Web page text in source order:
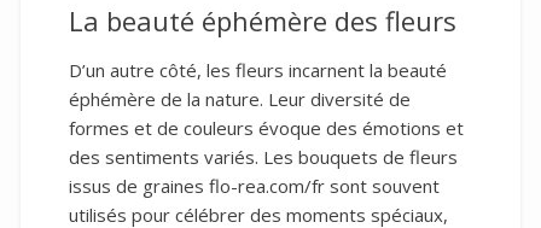
La beauté éphémère des fleurs
D’un autre côté, les fleurs incarnent la beauté
éphémère de la nature. Leur diversité de
formes et de couleurs évoque des émotions et
des sentiments variés. Les bouquets de fleurs
issus de graines flo-rea.com/fr sont souvent
utilisés pour célébrer des moments spéciaux,